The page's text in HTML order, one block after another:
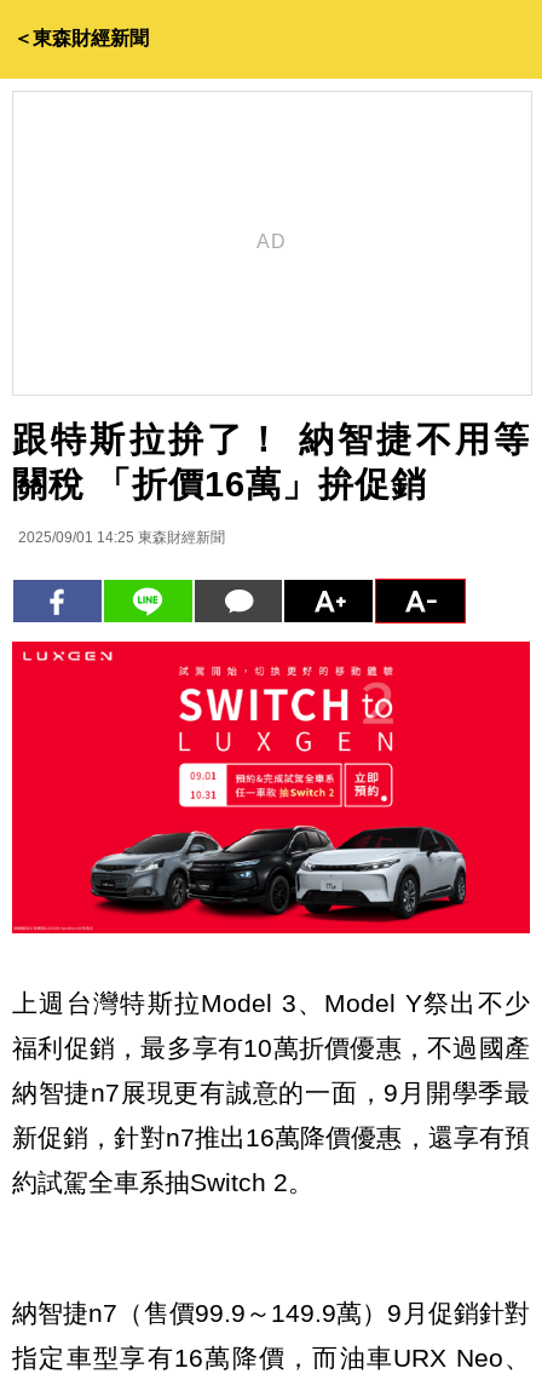
＜東森財經新聞
跟特斯拉拚了！ 納智捷不用等
關稅 「折價16萬」拚促銷
2025/09/01 14:25 東森財經新聞
上週台灣特斯拉Model 3、Model Y祭出不少
福利促銷，最多享有10萬折價優惠，不過國產
納智捷n7展現更有誠意的一面，9月開學季最
新促銷，針對n7推出16萬降價優惠，還享有預
約試駕全車系抽Switch 2。
納智捷n7（售價99.9～149.9萬）9月促銷針對
指定車型享有16萬降價，而油車URX Neo、